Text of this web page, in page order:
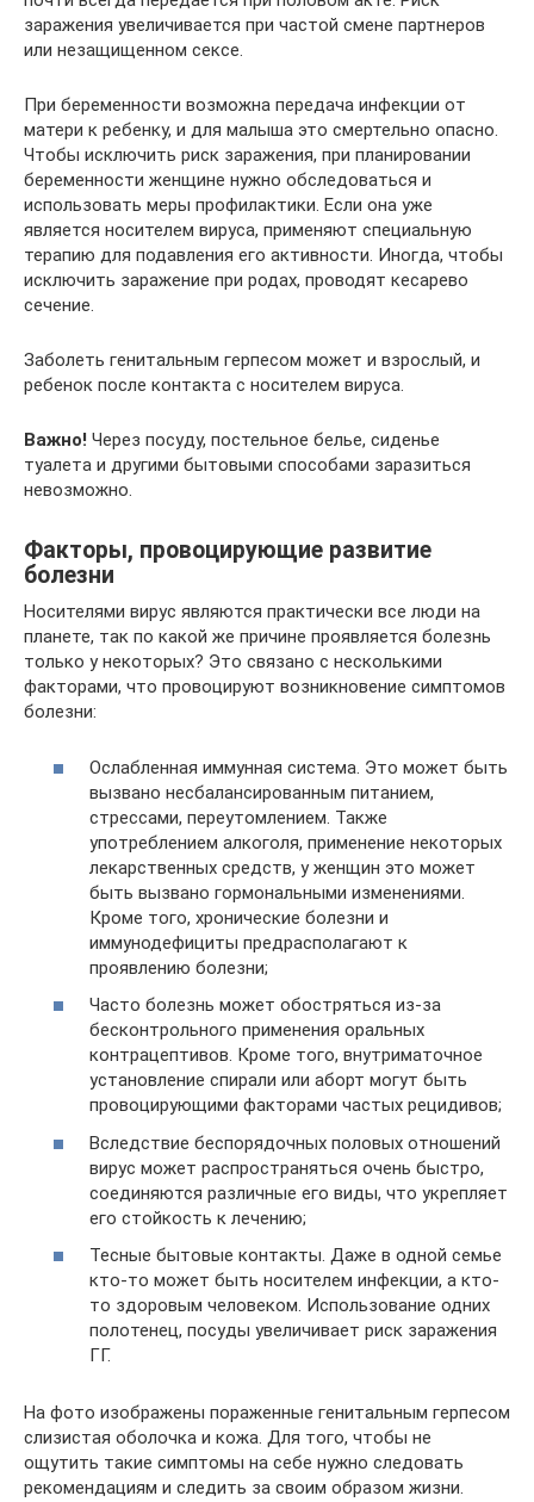
заражения увеличивается при частой смене партнеров
или незащищенном сексе.
При беременности возможна передача инфекции от
матери к ребенку, и для малыша это смертельно опасно.
Чтобы исключить риск заражения, при планировании
беременности женщине нужно обследоваться и
использовать меры профилактики. Если она уже
является носителем вируса, применяют специальную
терапию для подавления его активности. Иногда, чтобы
исключить заражение при родах, проводят кесарево
сечение.
Заболеть генитальным герпесом может и взрослый, и
ребенок после контакта с носителем вируса.
Важно! Через посуду, постельное белье, сиденье
туалета и другими бытовыми способами заразиться
невозможно.
Факторы, провоцирующие развитие
болезни
Носителями вирус являются практически все люди на
планете, так по какой же причине проявляется болезнь
только у некоторых? Это связано с несколькими
факторами, что провоцируют возникновение симптомов
болезни:
Ослабленная иммунная система. Это может быть
вызвано несбалансированным питанием,
стрессами, переутомлением. Также
употреблением алкоголя, применение некоторых
лекарственных средств, у женщин это может
быть вызвано гормональными изменениями.
Кроме того, хронические болезни и
иммунодефициты предрасполагают к
проявлению болезни;
Часто болезнь может обостряться из-за
бесконтрольного применения оральных
контрацептивов. Кроме того, внутриматочное
установление спирали или аборт могут быть
провоцирующими факторами частых рецидивов;
Вследствие беспорядочных половых отношений
вирус может распространяться очень быстро,
соединяются различные его виды, что укрепляет
его стойкость к лечению;
Тесные бытовые контакты. Даже в одной семье
кто-то может быть носителем инфекции, а кто-
то здоровым человеком. Использование одних
полотенец, посуды увеличивает риск заражения
ГГ.
На фото изображены пораженные генитальным герпесом
слизистая оболочка и кожа. Для того, чтобы не
ощутить такие симптомы на себе нужно следовать
рекомендациям и следить за своим образом жизни.